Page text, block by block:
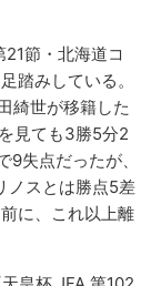
節・北海道コ
踏みしている。
綺世が移籍した
見ても3勝5分2
失点だったが、
ノスとは勝点5差
に、これ以上離